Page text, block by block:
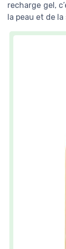
recharge gel,
la peau et de
Savon
Sans
Tous